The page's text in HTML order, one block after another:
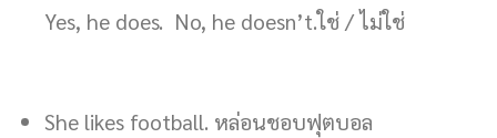
Yes, he does. No, he doesn’t.ใช่ / ไม่ใช่
She likes football. หล่อนชอบฟุตบอล